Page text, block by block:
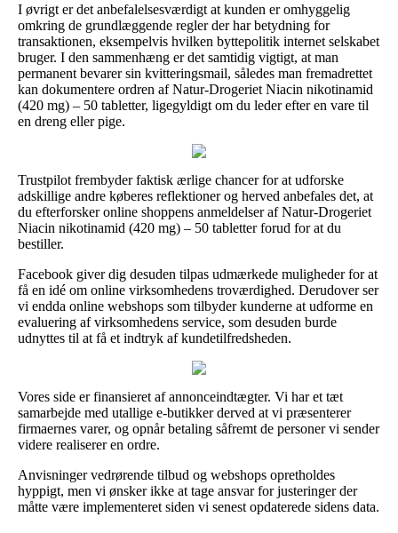
I øvrigt er det anbefalelsesværdigt at kunden er omhyggelig
omkring de grundlæggende regler der har betydning for
transaktionen, eksempelvis hvilken byttepolitik internet selskabet
bruger. I den sammenhæng er det samtidig vigtigt, at man
permanent bevarer sin kvitteringsmail, således man fremadrettet
kan dokumentere ordren af Natur-Drogeriet Niacin nikotinamid
(420 mg) – 50 tabletter, ligegyldigt om du leder efter en vare til
en dreng eller pige.
Trustpilot frembyder faktisk ærlige chancer for at udforske
adskillige andre køberes reflektioner og herved anbefales det, at
du efterforsker online shoppens anmeldelser af Natur-Drogeriet
Niacin nikotinamid (420 mg) – 50 tabletter forud for at du
bestiller.
Facebook giver dig desuden tilpas udmærkede muligheder for at
få en idé om online virksomhedens troværdighed. Derudover ser
vi endda online webshops som tilbyder kunderne at udforme en
evaluering af virksomhedens service, som desuden burde
udnyttes til at få et indtryk af kundetilfredsheden.
Vores side er finansieret af annonceindtægter. Vi har et tæt
samarbejde med utallige e-butikker derved at vi præsenterer
firmaernes varer, og opnår betaling såfremt de personer vi sender
videre realiserer en ordre.
Anvisninger vedrørende tilbud og webshops opretholdes
hyppigt, men vi ønsker ikke at tage ansvar for justeringer der
måtte være implementeret siden vi senest opdaterede sidens data.